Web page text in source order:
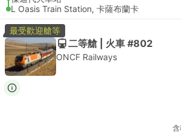
L Oasis Train Station, 卡薩布蘭卡
最受歡迎艙等
二等艙 | 火車 #802
ONCF Railways